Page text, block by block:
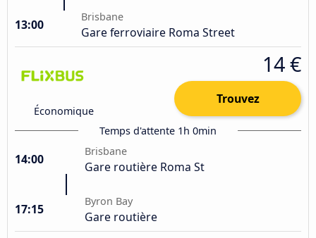
13:00
Brisbane
Gare ferroviaire Roma Street
Économique
14 €
Trouvez
Temps d'attente 1h 0min
14:00
Brisbane
Gare routière Roma St
17:15
Byron Bay
Gare routière